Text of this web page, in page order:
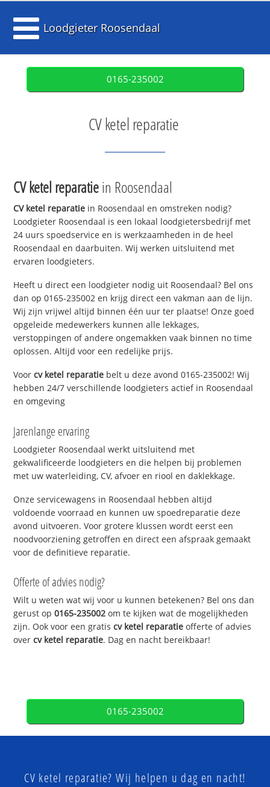
Loodgieter Roosendaal
0165-235002
CV ketel reparatie
CV ketel reparatiein Roosendaal
CV ketel reparatie in Roosendaal en omstreken nodig?
Loodgieter Roosendaal is een lokaal loodgietersbedrijf met
24 uurs spoedservice en is werkzaamheden in de heel
Roosendaal en daarbuiten. Wij werken uitsluitend met
ervaren loodgieters.
Heeft u direct een loodgieter nodig uit Roosendaal? Bel ons
dan op 0165-235002 en krijg direct een vakman aan de lijn.
Wij zijn vrijwel altijd binnen één uur ter plaatse! Onze goed
opgeleide medewerkers kunnen alle lekkages,
verstoppingen of andere ongemakken vaak binnen no time
oplossen. Altijd voor een redelijke prijs.
Voorcv ketel reparatie belt u deze avond 0165-235002! Wij
hebben 24/7 verschillende loodgieters actief in Roosendaal
en omgeving
Jarenlange ervaring
Loodgieter Roosendaal werkt uitsluitend met
gekwalificeerde loodgieters en die helpen bij problemen
met uw waterleiding, CV, afvoer en riool en daklekkage.
Onze servicewagens in Roosendaal hebben altijd
voldoende voorraad en kunnen uw spoedreparatie deze
avond uitvoeren. Voor grotere klussen wordt eerst een
noodvoorziening getroffen en direct een afspraak gemaakt
voor de definitieve reparatie.
Offerte of advies nodig?
Wilt u weten wat wij voor u kunnen betekenen? Bel ons dan
gerust op0165-235002 om te kijken wat de mogelijkheden
zijn. Ook voor een gratiscv ketel reparatie offerte of advies
overcv ketel reparatie. Dag en nacht bereikbaar!
0165-235002
CV ketel reparatie? Wij helpen u dag en nacht!